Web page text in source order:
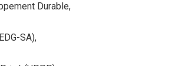
Durable,
SA),